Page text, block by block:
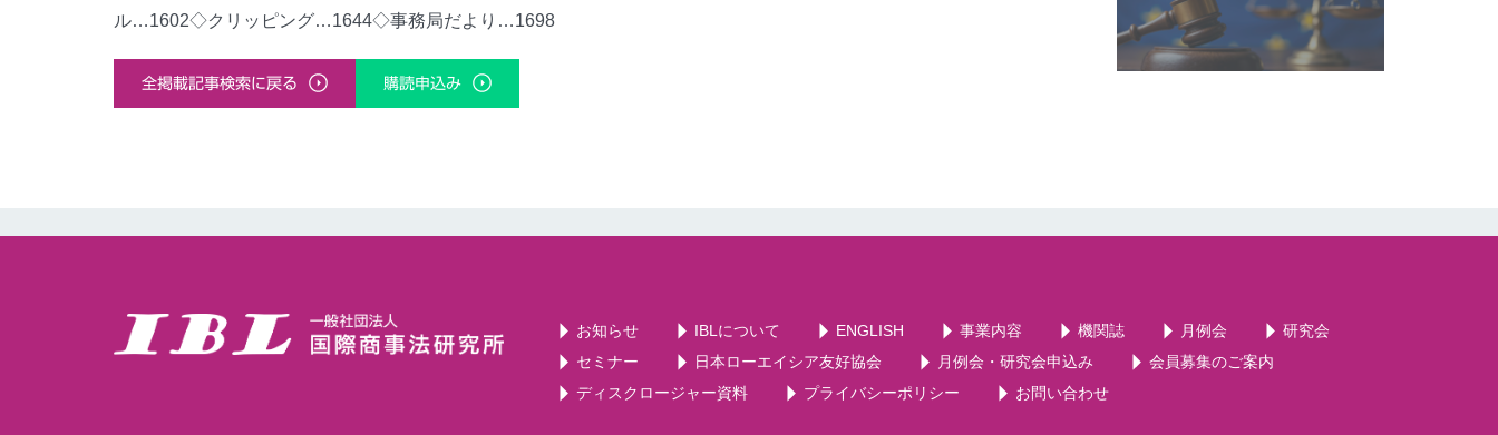
ル…1602◇クリッピング…1644◇事務局だより…1698
全掲載記事検索に戻る 購読申込み
お知らせ IBLについて ENGLISH 事業内容 機関誌 月例会
研究会
セミナー
日本ローエイシア友好協会 月例会・研究会申込み
会員募集のご案内
ディスクロージャー資料
プライバシーポリシー お問い合わせ